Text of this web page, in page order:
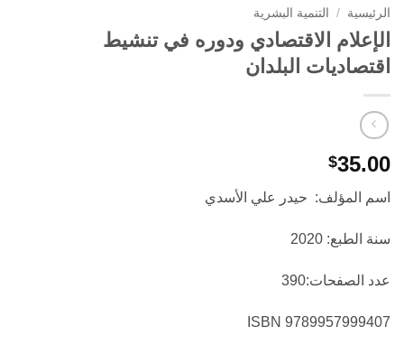
الرئيسية / التنمية البشرية
الإعلام الاقتصادي ودوره في تنشيط
اقتصاديات البلدان
$35.00
اسم المؤلف: حيدر علي الأسدي
سنة الطبع: 2020
عدد الصفحات:390
9789957999407 ISBN